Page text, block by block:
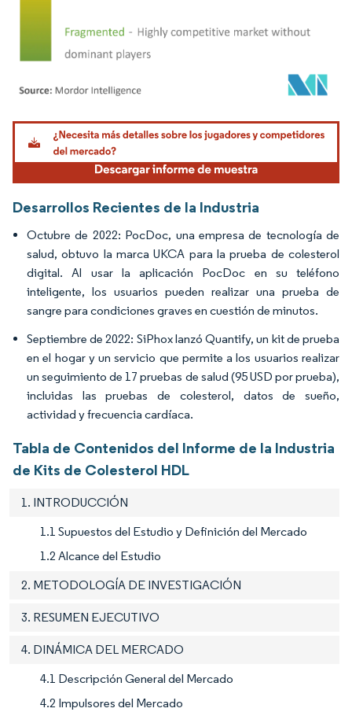
Imagen © Mordor Intelligence. El uso requiere atribución según CC BY 4.0.
Desarrollos Recientes de la Industria
Octubre de 2022: PocDoc, una empresa de tecnología de
salud, obtuvo la marca UKCA para la prueba de colesterol
digital. Al usar la aplicación PocDoc en su teléfono
inteligente, los usuarios pueden realizar una prueba de
sangre para condiciones graves en cuestión de minutos.
Septiembre de 2022: SiPhox lanzó Quantify, un kit de prueba
en el hogar y un servicio que permite a los usuarios realizar
un seguimiento de 17 pruebas de salud (95 USD por prueba),
incluidas las pruebas de colesterol, datos de sueño,
actividad y frecuencia cardíaca.
Tabla de Contenidos del Informe de la Industria
de Kits de Colesterol HDL
1. INTRODUCCIÓN
1.1 Supuestos del Estudio y Definición del Mercado
1.2 Alcance del Estudio
2. METODOLOGÍA DE INVESTIGACIÓN
3. RESUMEN EJECUTIVO
4. DINÁMICA DEL MERCADO
4.1 Descripción General del Mercado
4.2 Impulsores del Mercado